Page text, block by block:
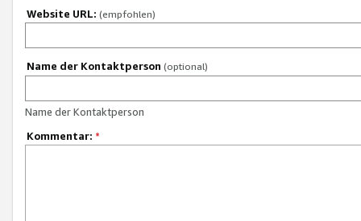
Website URL: (empfohlen)
Name der Kontaktperson (optional)
Name der Kontaktperson
Kommentar: *